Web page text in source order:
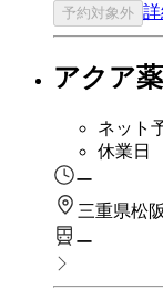
予約対象外
アクア
ネット
休業日
ー
三重県松
ー